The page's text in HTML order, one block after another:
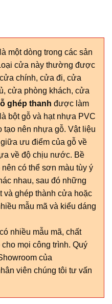
là một dòng trong các sản
cửa này thường được
chính, cửa đi, cửa
cửa phòng khách, cửa
ghép thanh được làm
bột gỗ và hạt nhựa PVC
tạo nên nhựa gỗ. Vật liệu
ưu điểm của gỗ về
về độ chịu nước. Bề
có thể sơn màu tùy ý
nhau, sau đó những
và ghép thành cửa hoặc
mẫu mã và kiểu dáng
có nhiều mẫu mã, chất
mọi công trình. Quý
của
viên chúng tôi tư vấn